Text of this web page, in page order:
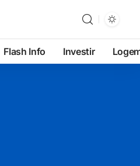
Flash Info Investir